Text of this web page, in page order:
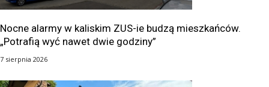
Nocne alarmy w kaliskim ZUS-ie budzą mieszkańców.
„Potrafią wyć nawet dwie godziny”
7 sierpnia 2026